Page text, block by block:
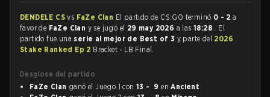
DENDELE CSvs FaZe Clan El partido de CS:GO terminó 0 - 2 a
favor de FaZe Clan y se jugó el 29 may 2026 a las18:28 . El
partido fue una serie al mejor de Best of 3 y parte del 2026
Stake Ranked Ep 2 Bracket - LB Final.
Desglose del partido
FaZe Clan ganó el Juego 1 con13 - 9 enAncient